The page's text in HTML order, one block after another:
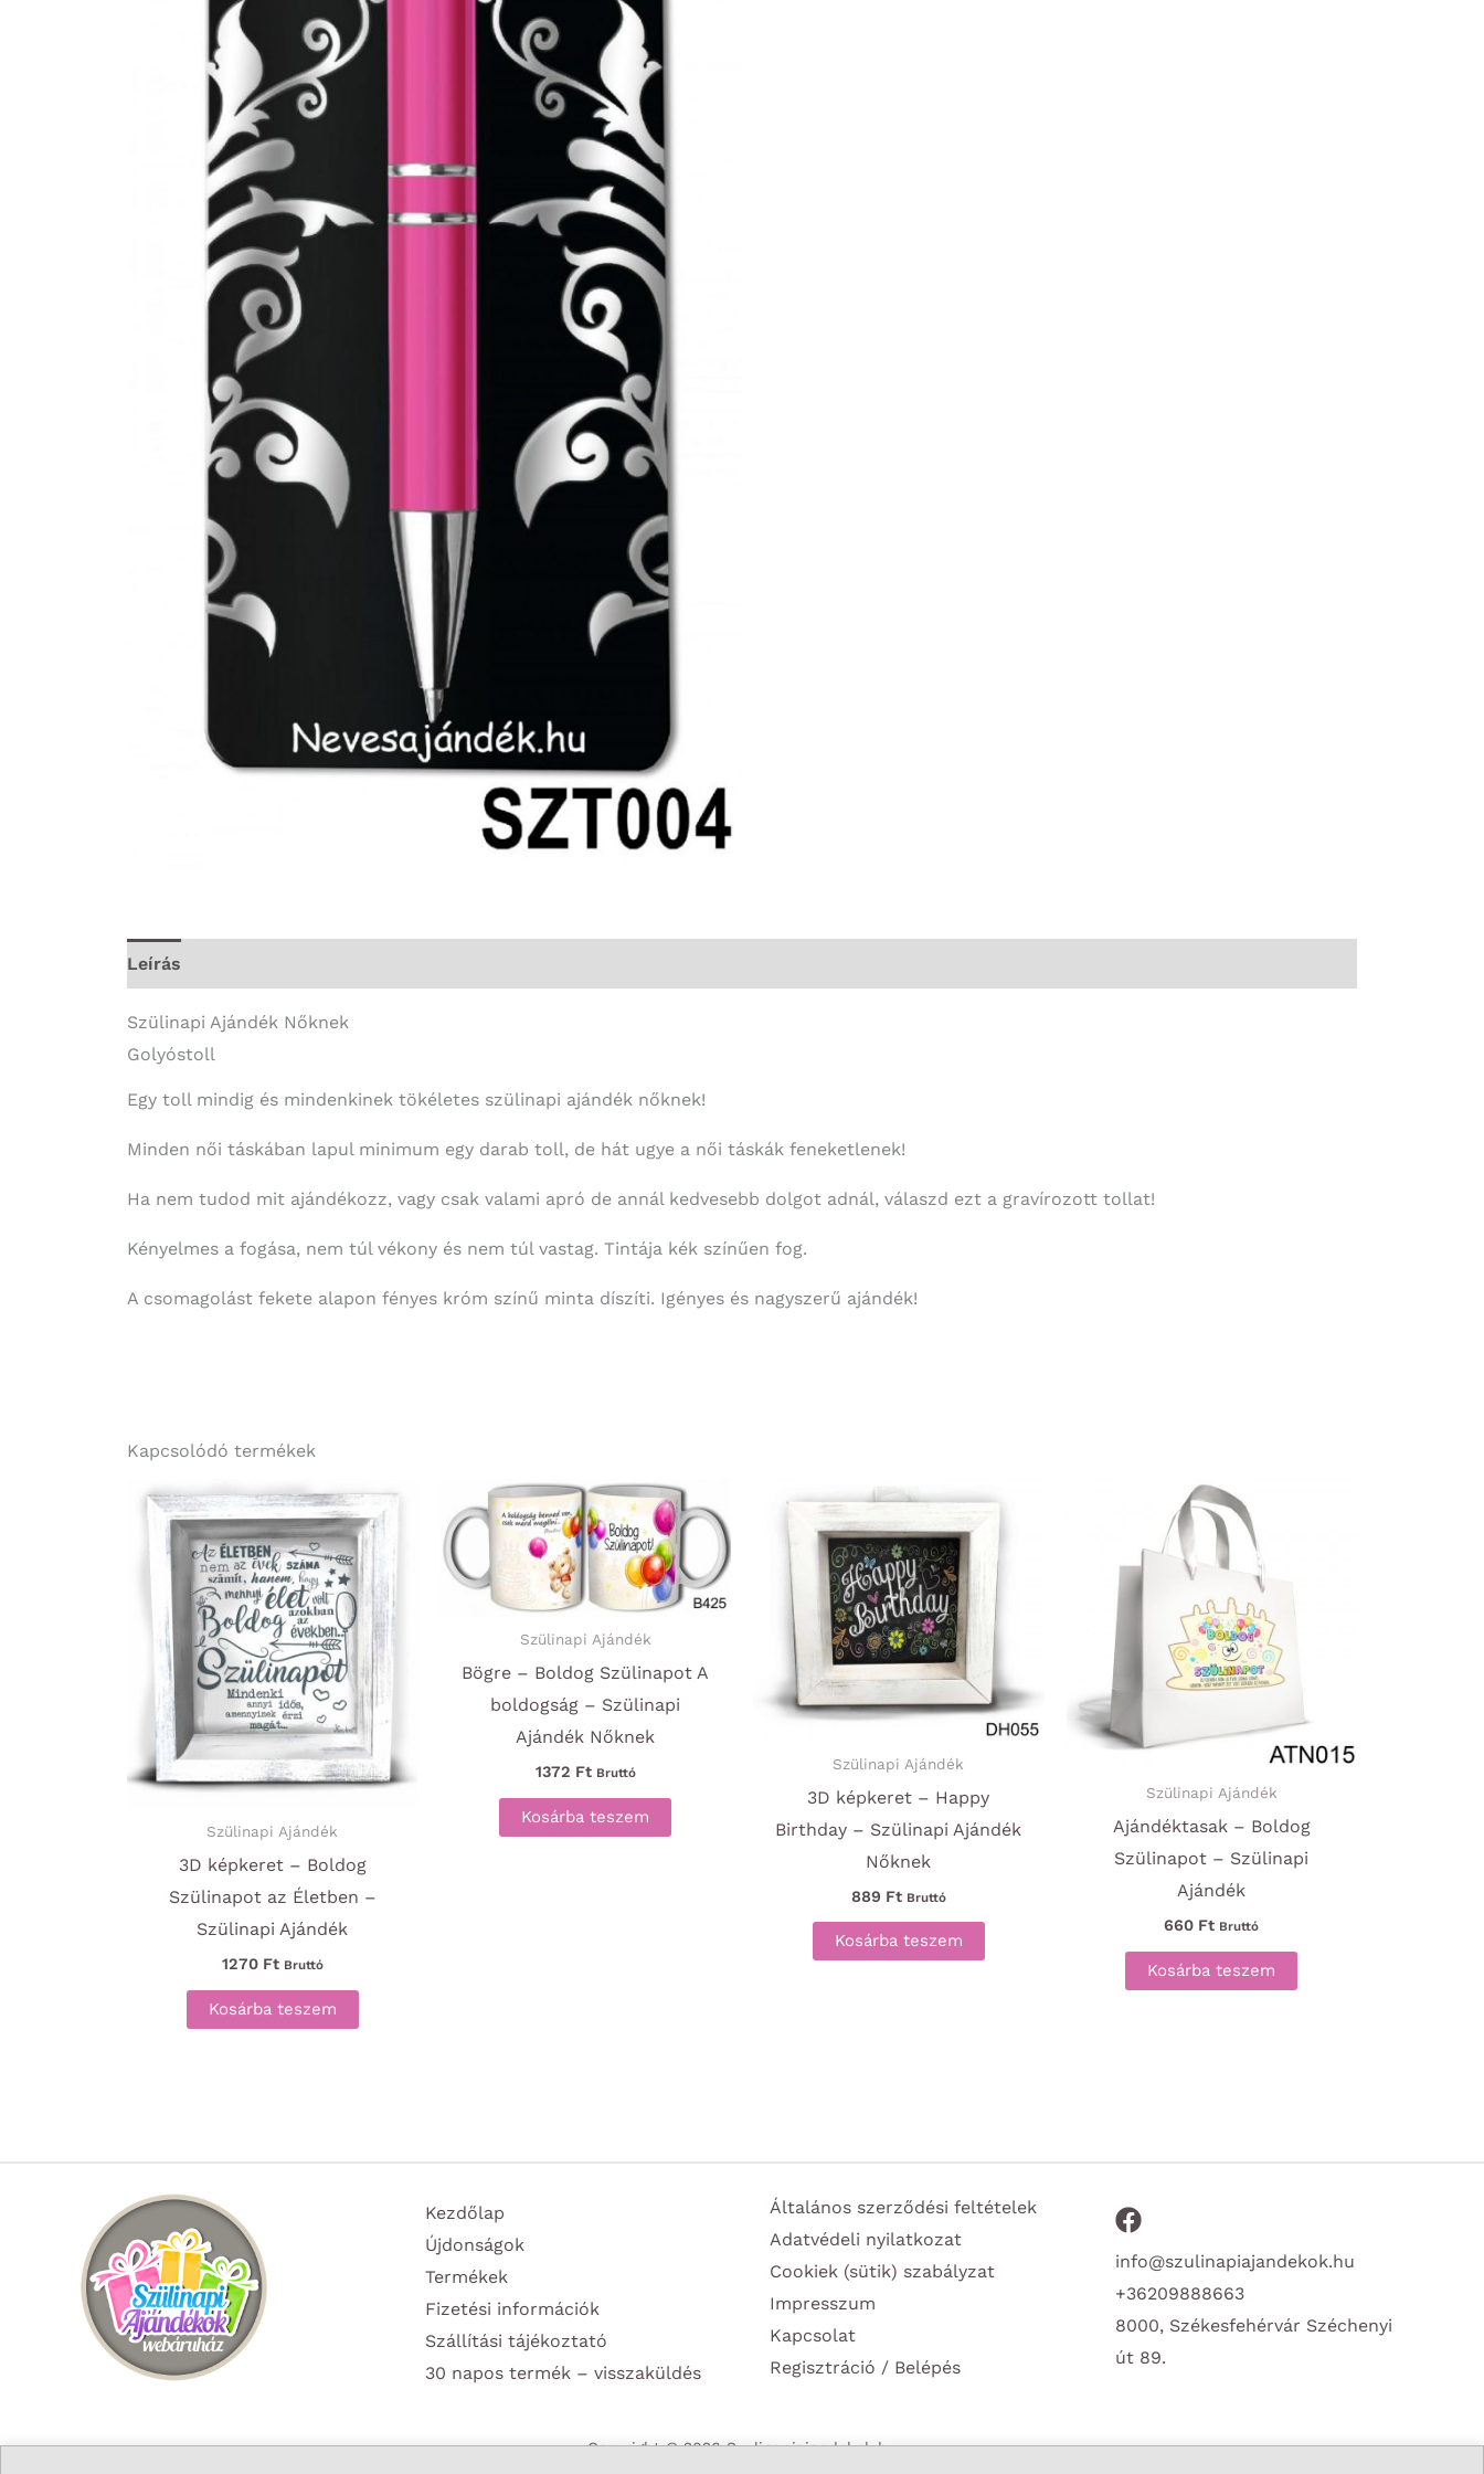
Leírás
Szülinapi Ajándék Nőknek
Golyóstoll
Egy toll mindig és mindenkinek tökéletes szülinapi ajándék nőknek!
Minden női táskában lapul minimum egy darab toll, de hát ugye a női táskák feneketlenek!
Ha nem tudod mit ajándékozz, vagy csak valami apró de annál kedvesebb dolgot adnál, válaszd ezt a gravírozott tollat!
Kényelmes a fogása, nem túl vékony és nem túl vastag. Tintája kék színűen fog.
A csomagolást fekete alapon fényes króm színű minta díszíti. Igényes és nagyszerű ajándék!
Kapcsolódó termékek
Szülinapi Ajándék
3D képkeret – Boldog
Szülinapot az Életben –
Szülinapi Ajándék
1270 Ft Bruttó
Kosárba teszem
Szülinapi Ajándék
Bögre – Boldog Szülinapot A
boldogság – Szülinapi
Ajándék Nőknek
1372 Ft Bruttó
Kosárba teszem
Szülinapi Ajándék
3D képkeret – Happy
Birthday – Szülinapi Ajándék
Nőknek
889 Ft Bruttó
Kosárba teszem
Szülinapi Ajándék
Ajándéktasak – Boldog
Szülinapot – Szülinapi
Ajándék
660 Ft Bruttó
Kosárba teszem
Kezdőlap
Újdonságok
Termékek
Fizetési információk
Szállítási tájékoztató
30 napos termék – visszaküldés
Általános szerződési feltételek
Adatvédeli nyilatkozat
Cookiek (sütik) szabályzat
Impresszum
Kapcsolat
Regisztráció / Belépés
info@szulinapiajandekok.hu
+36209888663
8000, Székesfehérvár Széchenyi
út 89.
Copyright © 2026 Szulinapiajandekok.hu